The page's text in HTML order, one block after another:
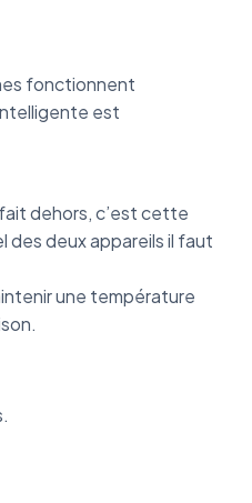
fonctionnent
est
dehors, c’est cette
des deux appareils il faut
une température